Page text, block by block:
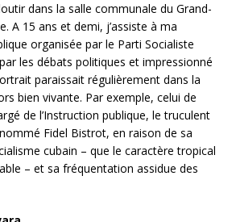
dans la salle communale du Grand-
A 15 ans et demi, j’assiste à ma
organisée par le Parti Socialiste
les débats politiques et impressionné
paraissait régulièrement dans la
bien vivante. Par exemple, celui de
de l’Instruction publique, le truculent
Fidel Bistrot, en raison de sa
cubain – que le caractère tropical
– et sa fréquentation assidue des